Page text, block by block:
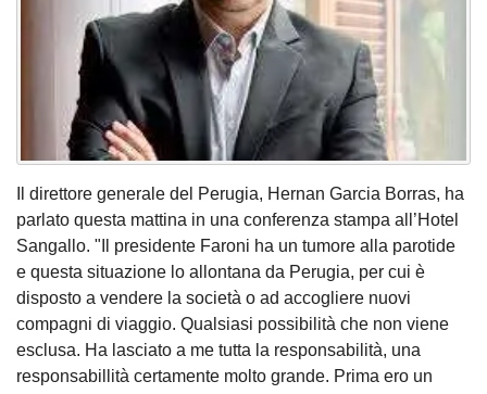
Il direttore generale del Perugia, Hernan Garcia Borras, ha
parlato questa mattina in una conferenza stampa all’Hotel
Sangallo. "Il presidente Faroni ha un tumore alla parotide
e questa situazione lo allontana da Perugia, per cui è
disposto a vendere la società o ad accogliere nuovi
compagni di viaggio. Qualsiasi possibilità che non viene
esclusa. Ha lasciato a me tutta la responsabilità, una
responsabillità certamente molto grande. Prima ero un